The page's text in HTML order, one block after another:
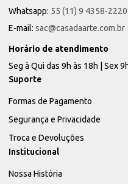
Whatsapp: 55 (11) 9 4358-2220
E-mail: sac@casadaarte.com.br
Horário de atendimento
Seg à Qui das 9h às 18h | Sex
Suporte
Formas de Pagamento
Segurança e Privacidade
Troca e Devoluções
Institucional
Nossa História